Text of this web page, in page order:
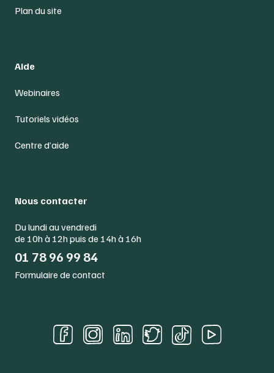
Plan du site
Aide
Webinaires
Tutoriels vidéos
Centre d’aide
Nous contacter
Du lundi au vendredi
de 10h à 12h puis de 14h à 16h
01 78 96 99 84
Formulaire de contact